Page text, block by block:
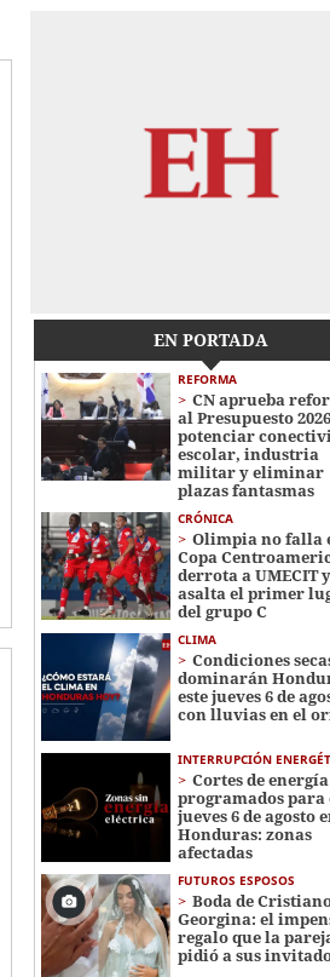
EN PORTADA
REFORMA
CN aprueba
al Presupuesto
potenciar
escolar, industria
militar y eliminar
plazas fantasmas
CRÓNICA
Olimpia no falla
Copa
derrota a UMECIT y
asalta el primer
del grupo C
CLIMA
Condiciones
dominarán
este jueves 6 de
con lluvias en el
INTERRUPCIÓN
Cortes de energía
programados para
jueves 6 de agosto
Honduras: zonas
afectadas
FUTUROS ESPOSOS
Boda de
Georgina: el
regalo que la
pidió a sus